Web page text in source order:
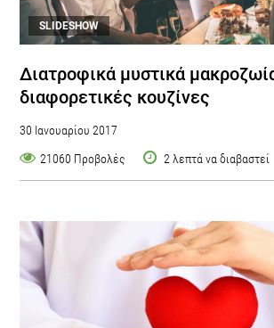
SLIDESHOW
Διατροφικά μυστικά
διαφορετικές κουζίνες
30 Ιανουαρίου 2017
21060 Προβολές
2 λεπτά να διαβαστεί